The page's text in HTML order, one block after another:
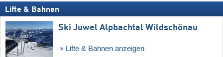
Lifte & Bahnen
Ski Juwel Alpbachtal Wildschönau
Lifte & Bahnen anzeigen